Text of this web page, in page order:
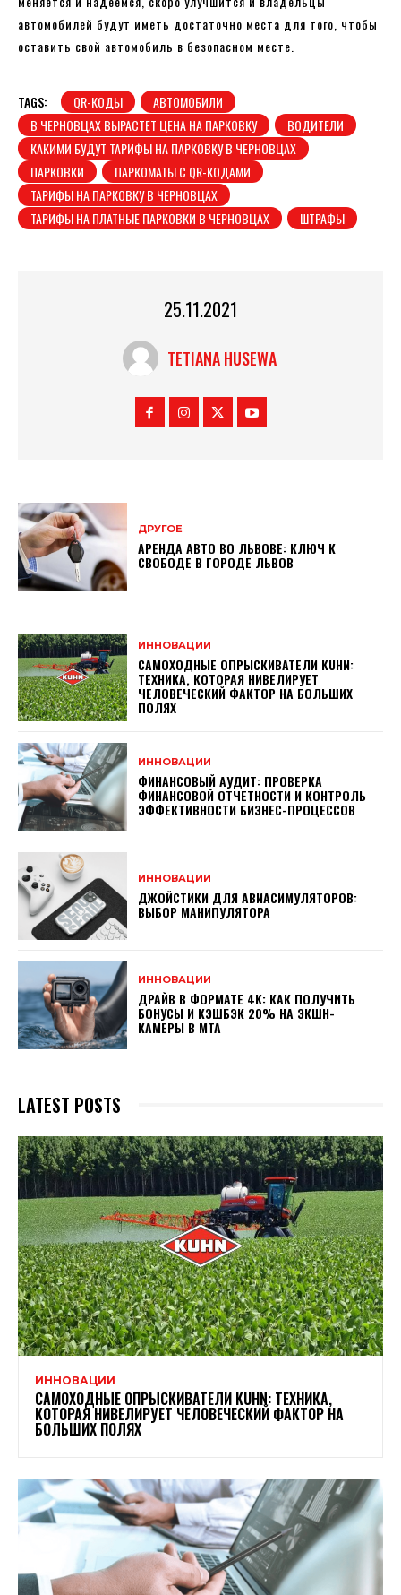
автомобилей будут иметь достаточно места для того, чтобы
оставить свой автомобиль в безопасном месте.
TAGS: QR-КОДЫ
АВТОМОБИЛИ
В ЧЕРНОВЦАХ ВЫРАСТЕТ ЦЕНА НА ПАРКОВКУ
ВОДИТЕЛИ
КАКИМИ БУДУТ ТАРИФЫ НА ПАРКОВКУ В ЧЕРНОВЦАХ
ПАРКОВКИ
ПАРКОМАТЫ С QR-КОДАМИ
ТАРИФЫ НА ПАРКОВКУ В ЧЕРНОВЦАХ
ТАРИФЫ НА ПЛАТНЫЕ ПАРКОВКИ В ЧЕРНОВЦАХ
ШТРАФЫ
25.11.2021
TETIANA HUSEWA
ДРУГОЕ
АРЕНДА АВТО ВО ЛЬВОВЕ: КЛЮЧ К
СВОБОДЕ В ГОРОДЕ ЛЬВОВ
ИННОВАЦИИ
САМОХОДНЫЕ ОПРЫСКИВАТЕЛИ KUHN:
ТЕХНИКА, КОТОРАЯ НИВЕЛИРУЕТ
ЧЕЛОВЕЧЕСКИЙ ФАКТОР НА БОЛЬШИХ
ПОЛЯХ
ИННОВАЦИИ
ФИНАНСОВЫЙ АУДИТ: ПРОВЕРКА
ФИНАНСОВОЙ ОТЧЕТНОСТИ И КОНТРОЛЬ
ЭФФЕКТИВНОСТИ БИЗНЕС-ПРОЦЕССОВ
ИННОВАЦИИ
ДЖОЙСТИКИ ДЛЯ АВИАСИМУЛЯТОРОВ:
ВЫБОР МАНИПУЛЯТОРА
ИННОВАЦИИ
ДРАЙВ В ФОРМАТЕ 4K: КАК ПОЛУЧИТЬ
БОНУСЫ И КЭШБЭК 20% НА ЭКШН-
КАМЕРЫ В МТА
LATEST POSTS
ИННОВАЦИИ
САМОХОДНЫЕ ОПРЫСКИВАТЕЛИ KUHN: ТЕХНИКА,
КОТОРАЯ НИВЕЛИРУЕТ ЧЕЛОВЕЧЕСКИЙ ФАКТОР НА
БОЛЬШИХ ПОЛЯХ